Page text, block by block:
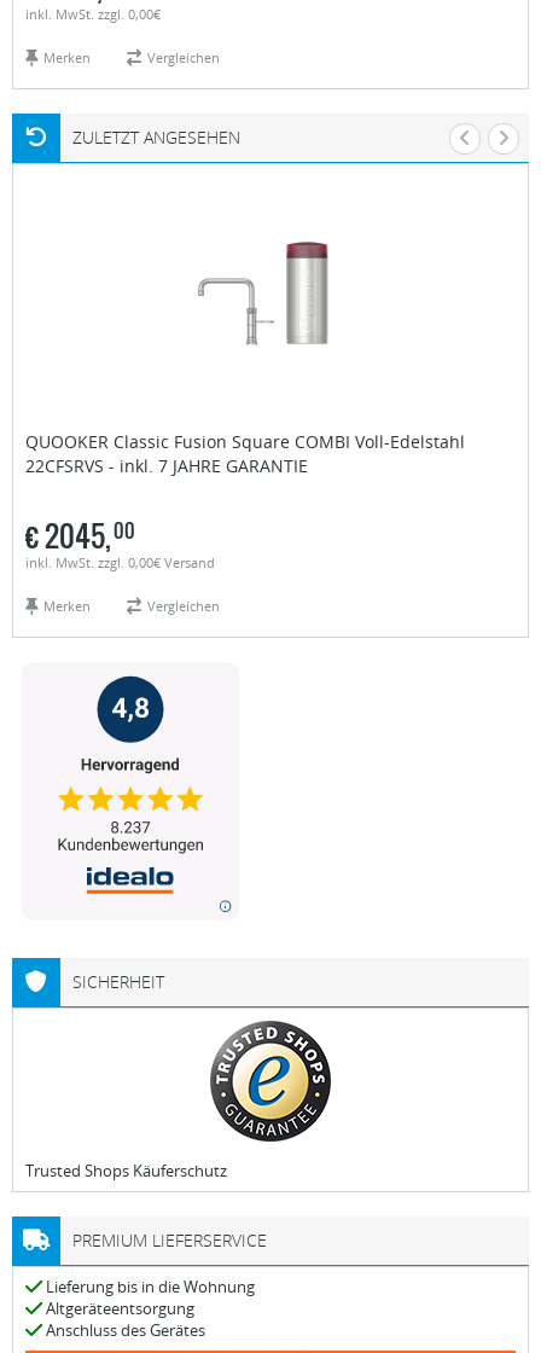
inkl. MwSt. zzgl. 0,00€
Merken Vergleichen
ZULETZT ANGESEHEN
QUOOKER Classic Fusion Square COMBI Voll-Edelstahl
22CFSRVS - inkl. 7 JAHRE GARANTIE
€2045,00
inkl. MwSt. zzgl. 0,00€ Versand
Merken Vergleichen
SICHERHEIT
Trusted Shops Käuferschutz
PREMIUM LIEFERSERVICE
Lieferung bis in die Wohnung
Altgeräteentsorgung
Anschluss des Gerätes